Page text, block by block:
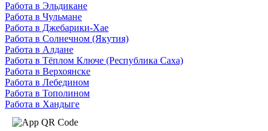
Работа в Эльдикане
Работа в Чульмане
Работа в Джебарики-Хае
Работа в Солнечном (Якутия)
Работа в Алдане
Работа в Тёплом Ключе (Республика Саха)
Работа в Верхоянске
Работа в Лебедином
Работа в Тополином
Работа в Хандыге